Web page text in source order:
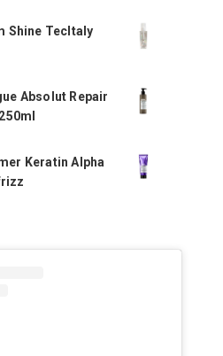
Shine TecItaly
Absolut Repair
Keratin Alpha